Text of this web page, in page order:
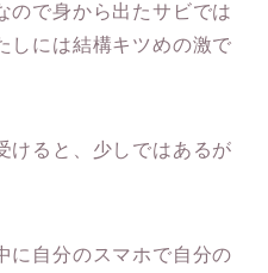
ので身から出たサビでは
しには結構キツめの激で
けると、少しではあるが
に自分のスマホで自分の